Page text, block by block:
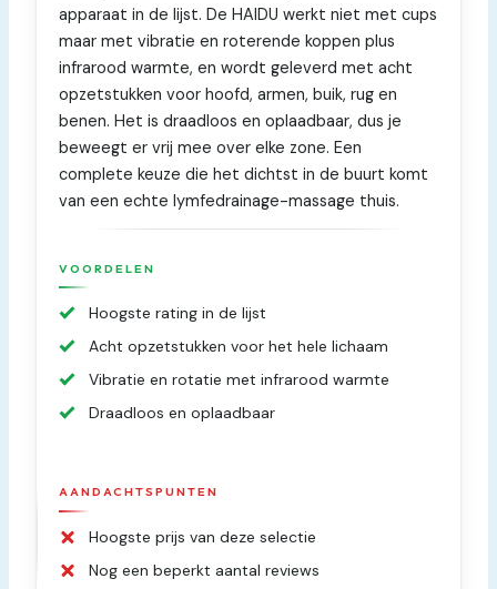
apparaat in de lijst. De HAIDU werkt niet met cups
maar met vibratie en roterende koppen plus
infrarood warmte, en wordt geleverd met acht
opzetstukken voor hoofd, armen, buik, rug en
benen. Het is draadloos en oplaadbaar, dus je
beweegt er vrij mee over elke zone. Een
complete keuze die het dichtst in de buurt komt
van een echte lymfedrainage-massage thuis.
VOORDELEN
Hoogste rating in de lijst
Acht opzetstukken voor het hele lichaam
Vibratie en rotatie met infrarood warmte
Draadloos en oplaadbaar
AANDACHTSPUNTEN
Hoogste prijs van deze selectie
Nog een beperkt aantal reviews